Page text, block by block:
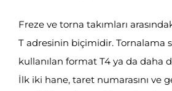
Freze ve torna takımları
T adresinin biçimidir. Tornalama
kullanılan format T4 ya da daha
İlk iki hane, taret numarasını ve